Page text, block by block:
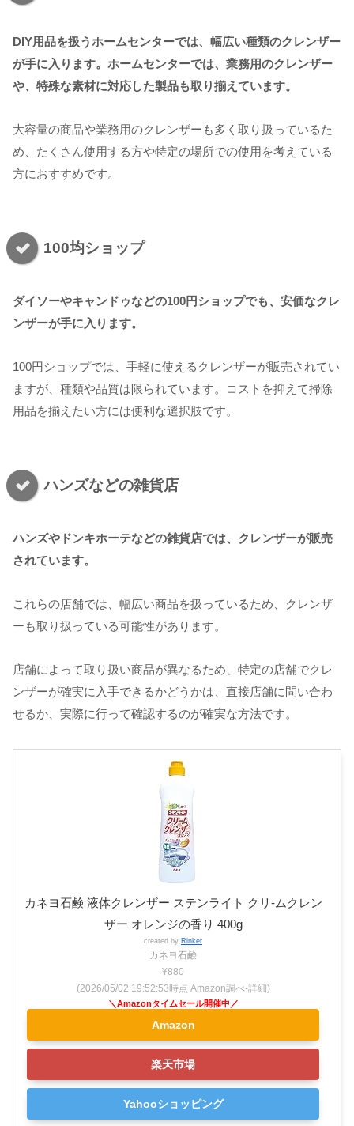
DIY用品を扱うホームセンターでは、幅広い種類のクレンザー
が手に入ります。ホームセンターでは、業務用のクレンザー
や、特殊な素材に対応した製品も取り揃えています。
大容量の商品や業務用のクレンザーも多く取り扱っているた
め、たくさん使用する方や特定の場所での使用を考えている
方におすすめです。
100均ショップ
ダイソーやキャンドゥなどの100円ショップでも、安価なクレ
ンザーが手に入ります。
100円ショップでは、手軽に使えるクレンザーが販売されてい
ますが、種類や品質は限られています。コストを抑えて掃除
用品を揃えたい方には便利な選択肢です。
ハンズなどの雑貨店
ハンズやドンキホーテなどの雑貨店では、クレンザーが販売
されています。
これらの店舗では、幅広い商品を扱っているため、クレンザ
ーも取り扱っている可能性があります。
店舗によって取り扱い商品が異なるため、特定の店舗でクレ
ンザーが確実に入手できるかどうかは、直接店舗に問い合わ
せるか、実際に行って確認するのが確実な方法です。
カネヨ石鹸 液体クレンザー ステンライト クリ-ムクレン
ザー オレンジの香り 400g
created by Rinker
カネヨ石鹸
¥880
(2026/05/02 19:52:53時点 Amazon調べ-詳細)
Amazon
楽天市場
Yahooショッピング